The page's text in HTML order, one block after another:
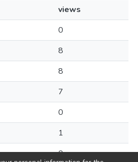
views
0
8
8
7
0
1
0